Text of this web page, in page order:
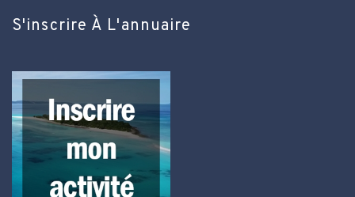
S'inscrire À L'annuaire